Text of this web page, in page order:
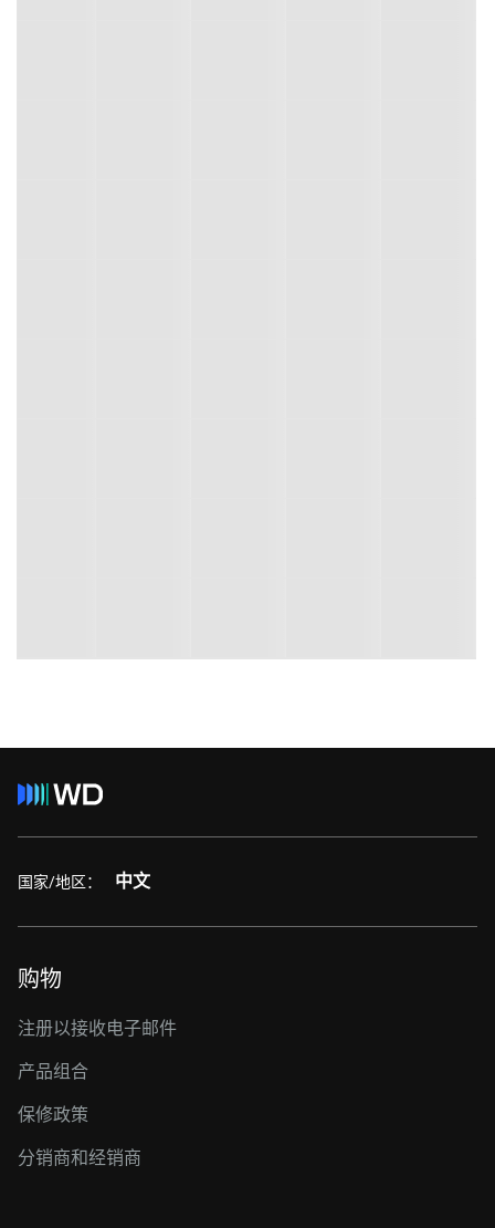
国家/地区： 中文
购物
注册以接收电子邮件
产品组合
保修政策
分销商和经销商